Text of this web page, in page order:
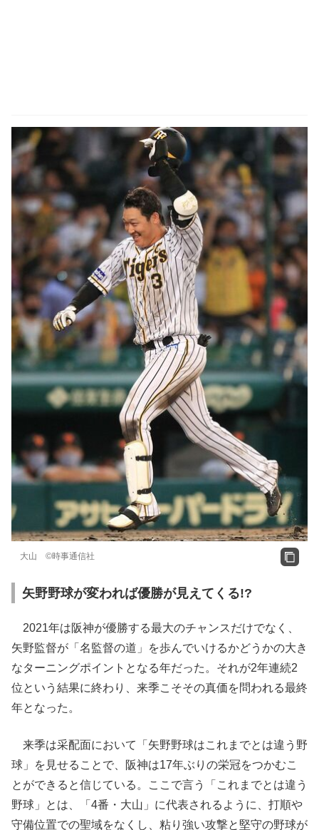
大山 ©時事通信社
矢野野球が変われば優勝が見えてくる!?
2021年は阪神が優勝する最大のチャンスだけでなく、
矢野監督が「名監督の道」を歩んでいけるかどうかの大き
なターニングポイントとなる年だった。それが2年連続2
位という結果に終わり、来季こそその真価を問われる最終
年となった。
来季は采配面において「矢野野球はこれまでとは違う野
球」を見せることで、阪神は17年ぶりの栄冠をつかむこ
とができると信じている。ここで言う「これまでとは違う
野球」とは、「4番・大山」に代表されるように、打順や
守備位置での聖域をなくし、粘り強い攻撃と堅守の野球が